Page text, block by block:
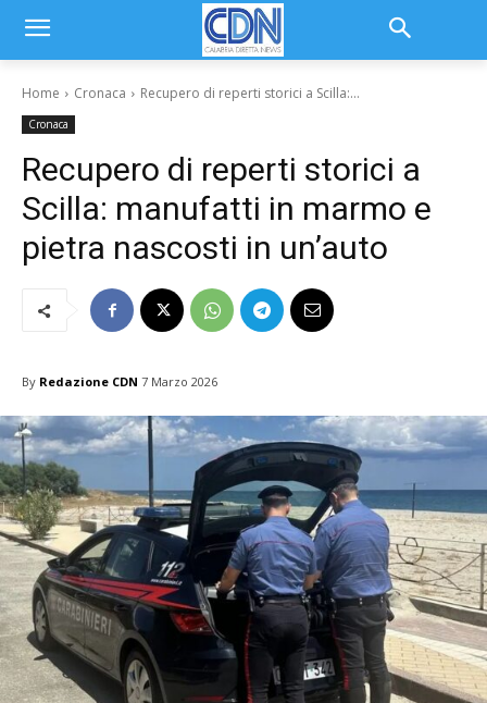
Home Cronaca Recupero di reperti storici a Scilla:...
Cronaca
Recupero di reperti storici a
Scilla: manufatti in marmo e
pietra nascosti in un’auto
By Redazione CDN 7 Marzo 2026